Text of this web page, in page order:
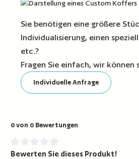
Sie benötigen eine größere
Individualisierung, einen
etc.?
Fragen Sie einfach, wir können
Individuelle Anfrage
0 von 0 Bewertungen
Durchschnittliche Bewertung von 0 von
Bewerten Sie dieses Produkt!